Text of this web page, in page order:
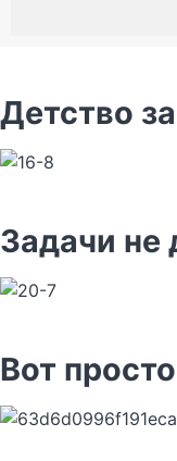
Детство
Задачи не
Вот